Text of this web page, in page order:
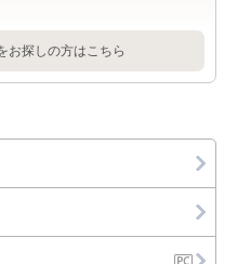
お探しの方はこちら